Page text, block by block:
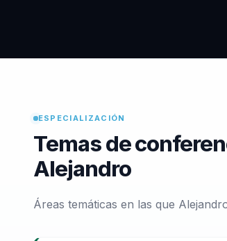
ESPECIALIZACIÓN
Temas de
Alejandro
Áreas temáticas en las que